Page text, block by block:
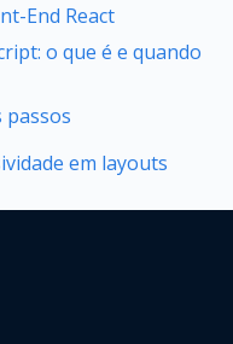
End React
o que é e quando
em layouts